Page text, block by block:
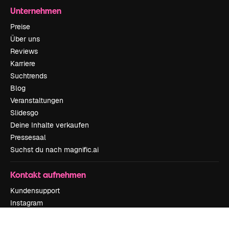
Unternehmen
Preise
Über uns
Reviews
Karriere
Suchtrends
Blog
Veranstaltungen
Slidesgo
Deine Inhalte verkaufen
Pressesaal
Suchst du nach magnific.ai
Kontakt aufnehmen
Kundensupport
Instagram